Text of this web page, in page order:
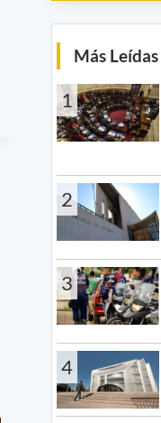
Más
1
2
3
4